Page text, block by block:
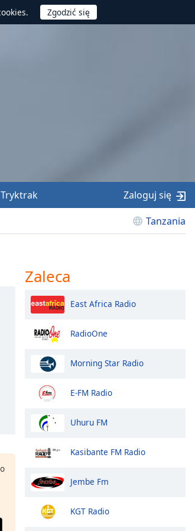
Tanzania
Tryktrak Zaloguj się
Zaleca
East Africa Radio
RadioOne
Morning Star Radio
E-FM Radio
Uhuru FM
Kasibante FM Radio
Jembe Fm
KGT Radio